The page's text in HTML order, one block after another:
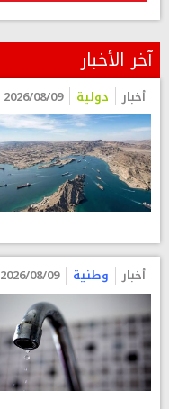
آخر الأخبار
أخبار دولية 2026/08/09 18:51
أخبار وطنية 2026/08/09 17:44